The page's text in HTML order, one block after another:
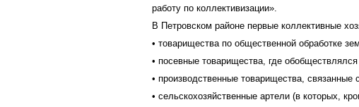
работу по коллективизации».
В Петровском районе первые коллективные
• товарищества по общественной обработке
• посевные товарищества, где
• производственные товарищества,
• сельскохозяйственные артели (в которых,